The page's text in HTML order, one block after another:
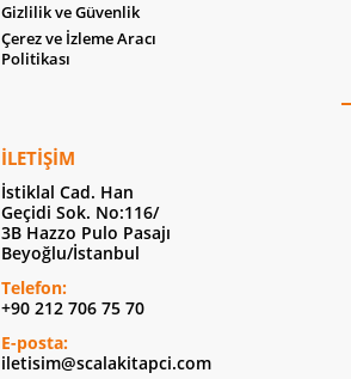
Gizlilik ve Güvenlik
Çerez ve İzleme Aracı
Politikası
İLETIŞIM
İstiklal Cad. Han
Geçidi Sok. No:116/
3B Hazzo Pulo Pasajı
Beyoğlu/İstanbul
Telefon:
+90 212 706 75 70
E-posta:
iletisim@scalakitapci.com